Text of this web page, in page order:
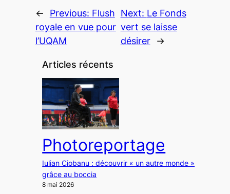
← Previous: Flush
royale en vue pour
l’UQAM
Next: Le Fonds
vert se laisse
désirer
→
Articles récents
Photoreportage
Iulian Ciobanu : découvrir « un autre monde »
grâce au boccia
8 mai 2026